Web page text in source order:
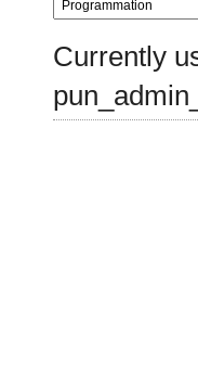
Currently